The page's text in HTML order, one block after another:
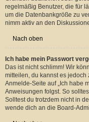
Nach oben
Ich habe mich vor einiger
Es kann sein, dass ein
Gründen deaktiviert oder
regelmäßig Benutzer, die für
um die Datenbankgröße zu
nimm aktiv an den
Nach oben
Ich habe mein Passwort